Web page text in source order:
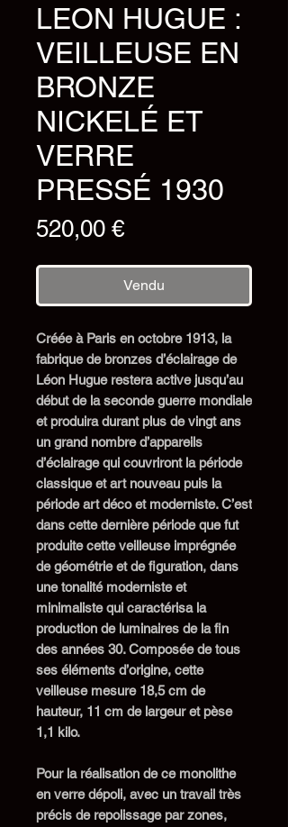
LEON HUGUE :
VEILLEUSE EN
BRONZE
NICKELÉ ET
VERRE
PRESSÉ 1930
520,00 €Prix
Vendu
Crééeà Paris en octobre 1913, la
fabrique de bronzes d’éclairagede
Léon Hugue restera active jusqu’au
début dela seconde guerre mondiale
et produira durant plus de vingt ans
un grand nombre d’appareils
d’éclairage qui couvriront la période
classique et art nouveau puis la
période art déco et moderniste.C’est
dans cette dernière période que fut
produite cetteveilleuseimprégnée
de géométrie et de figuration, dans
une tonalité moderniste et
minimalistequi caractérisala
production de luminaires dela fin
des années 30.Composée de tous
ses éléments d’origine, cette
veilleuse mesure 18,5 cm de
hauteur, 11 cm de largeur et pèse
1,1 kilo.
Pour la réalisation decemonolithe
en verre dépoli, avec un travail très
précis de repolissage par zones,